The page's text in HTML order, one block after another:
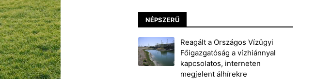
NÉPSZERŰ
Reagált a Országos Vízügyi
Főigazgatóság a vízhiánnyal
kapcsolatos, interneten
megjelent álhírekre